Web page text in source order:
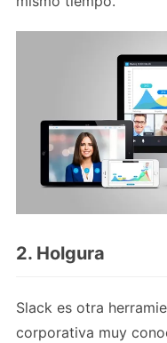
2. Holgura
Slack es otra
corporativa muy